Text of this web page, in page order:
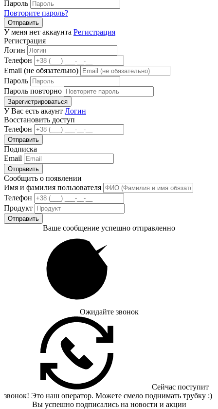
Пароль
Повторите пароль?
Отправить
У меня нет аккаунта Регистрация
Регистрация
Логин
Телефон
Email (не обязательно)
Пароль
Пароль повторно
Зарегистрироваться
У Вас есть акаунт Логин
Восстановить доступ
Телефон
Отправить
Подписка
Email
Отправить
Сообщить о появлении
Имя и фамилия пользователя
Телефон
Продукт
Отправить
Ваше сообщение успешно отправленно
Ожидайте звонок
Сейчас поступит
звонок! Это наш оператор. Можете смело поднимать трубку :)
Вы успешно подписались на новости и акции